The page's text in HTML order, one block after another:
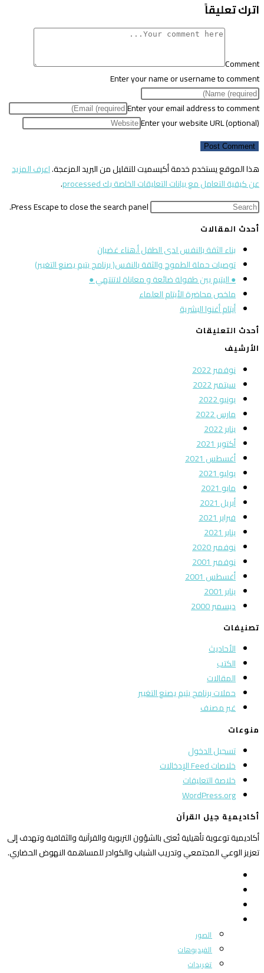
اترك تعليقاً
Comment
Enter your name or username to comment
Enter your email address to comment
Enter your website URL (optional)
هذا الموقع يستخدم خدمة أكيسميت للتقليل من البريد المزعجة.اعرف المزيد
عن كيفية التعامل مع بيانات التعليقات الخاصة بك processed
.
Press Escape to close the search panel.
أحدث المقالات
بناء الثقة بالنفس لدى الطفل أ.هناء غضبان
توصيات حملة الطموح والثقة بالنفس( برنامج يتيم يصنع التغيير)
● اليتيم بين طفولة ضائعة و معاناة لاتنتهي ●
ملخص محاضرة الأيتام العلماء
أيتام أغنوا البشرية
أحدث التعليقات
الأرشيف
نوفمبر 2022
سبتمبر 2022
يونيو 2022
مارس 2022
يناير 2022
أكتوبر 2021
أغسطس 2021
يوليو 2021
مايو 2021
أبريل 2021
فبراير 2021
يناير 2021
نوفمبر 2020
نوفمبر 2001
أغسطس 2001
يناير 2001
ديسمبر 2000
تصنيفات
الأحاديث
الكتب
المقالات
حملات برنامج يتيم يصنع التغيير
غير مصنف
منوعات
تسجيل الدخول
خلاصات Feed الإدخالات
خلاصة التعليقات
WordPress.org
أكاديمية جيل القرآن
أكاديمية توعوية تأهيلية تُعنى بالشؤون التربوية والقرآنية والثقافية وتهدف إلى
تعزيز الوعي المجتمعي وتدريب الشباب والكوادر للمساهمة النهوض الحضاري.
الصور
الفيديوهات
تغريدات